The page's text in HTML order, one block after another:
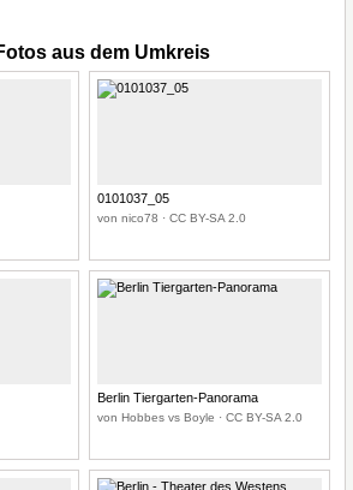
aus dem Umkreis
0101037_05
von nico78 · CC BY-SA 2.0
Berlin Tiergarten-Panorama
von Hobbes vs Boyle · CC BY-SA 2.0